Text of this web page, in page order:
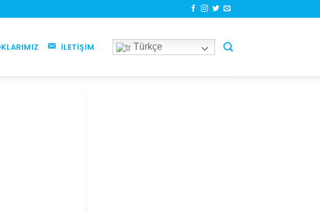
İLETIŞIM Türkçe